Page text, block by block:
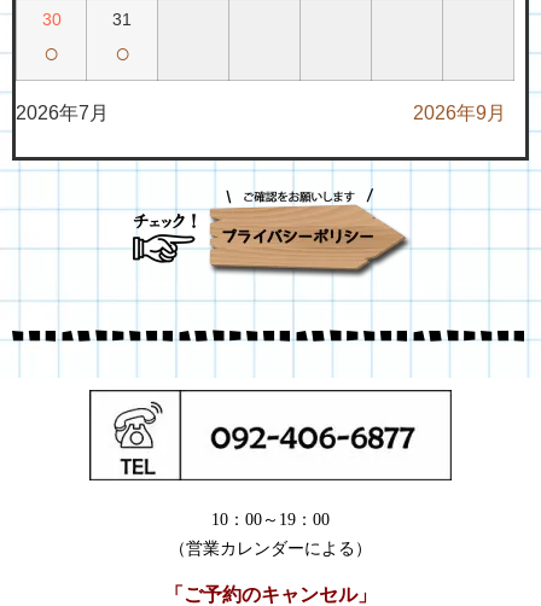
30
○
31
○
2026年7月 2026年9月
10：00～19：00
（営業カレンダーによる）
「ご予約のキャンセル」